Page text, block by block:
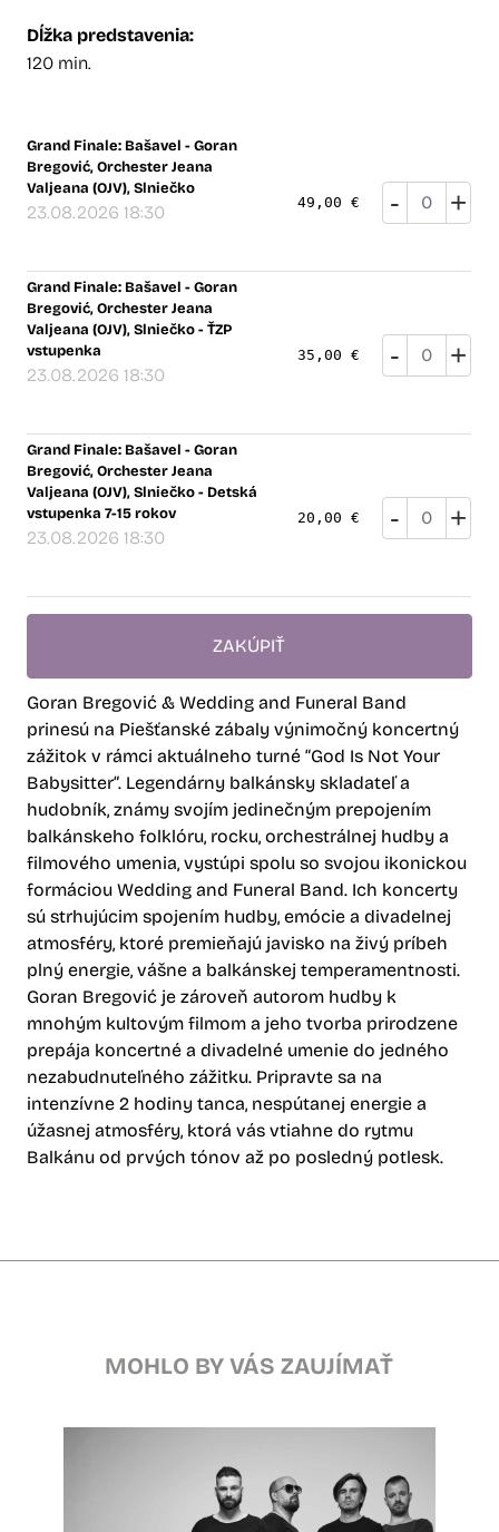
Dĺžka predstavenia:
120 min.
Grand Finale: Bašavel - Goran
Bregović, Orchester Jeana
Valjeana (OJV), Slniečko
23.08.2026 18:30 49,00 € - +
Grand Finale: Bašavel - Goran
Bregović, Orchester Jeana
Valjeana (OJV), Slniečko - ŤZP
vstupenka
23.08.2026 18:30
35,00 € - +
Grand Finale: Bašavel - Goran
Bregović, Orchester Jeana
Valjeana (OJV), Slniečko - Detská
vstupenka 7-15 rokov
23.08.2026 18:30
20,00 € - +
ZAKÚPIŤ
Goran Bregović & Wedding and Funeral Band
prinesú na Piešťanské zábaly výnimočný koncertný
zážitok v rámci aktuálneho turné “God Is Not Your
Babysitter”. Legendárny balkánsky skladateľ a
hudobník, známy svojím jedinečným prepojením
balkánskeho folklóru, rocku, orchestrálnej hudby a
filmového umenia, vystúpi spolu so svojou ikonickou
formáciou Wedding and Funeral Band. Ich koncerty
sú strhujúcim spojením hudby, emócie a divadelnej
atmosféry, ktoré premieňajú javisko na živý príbeh
plný energie, vášne a balkánskej temperamentnosti.
Goran Bregović je zároveň autorom hudby k
mnohým kultovým filmom a jeho tvorba prirodzene
prepája koncertné a divadelné umenie do jedného
nezabudnuteľného zážitku. Pripravte sa na
intenzívne 2 hodiny tanca, nespútanej energie a
úžasnej atmosféry, ktorá vás vtiahne do rytmu
Balkánu od prvých tónov až po posledný potlesk.
MOHLO BY VÁS ZAUJÍMAŤ